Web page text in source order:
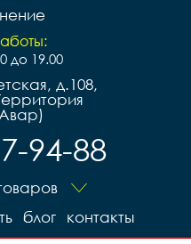
до 19.00
д.108,
94-88
контакты
блог